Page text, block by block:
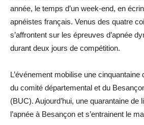
année, le temps d’un week-end, en
apnéistes français. Venus des quatre
s’affrontent sur les épreuves d’apnée
durant deux jours de compétition.
L’événement mobilise une
du comité départemental et du
(BUC). Aujourd’hui, une quarantaine de
l’apnée à Besançon et s’entrainent le